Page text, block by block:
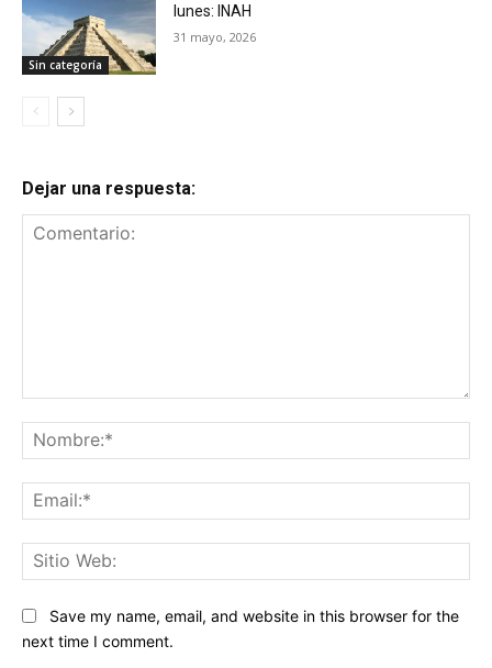
Sin categoría
lunes: INAH
31 mayo, 2026
Dejar una respuesta:
Save my name, email, and website in this browser for the
next time I comment.